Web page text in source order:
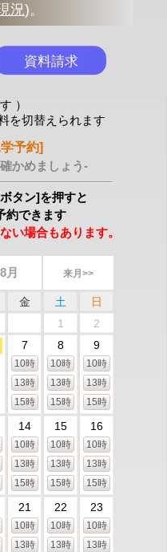
況)。
）
を切替えられます
予約]
かめましょう-
タン]を押すと
約できます
い場合もあります。
月 来月>>
金 土
日
1
2
7
10時
13時
15時
8
10時
13時
15時
9
10時
13時
15時
14
10時
13時
15時
15
10時
13時
15時
16
10時
13時
15時
21
10時
13時
22
10時
13時
23
10時
13時